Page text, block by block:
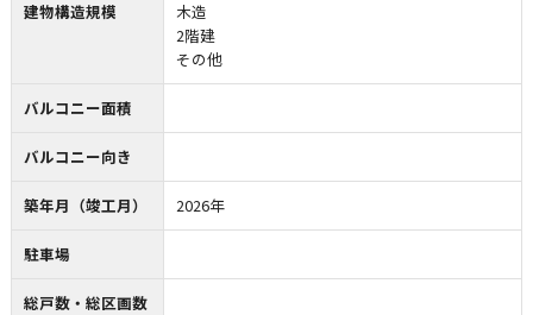
建物構造規模
木造
2階建
その他
バルコニー面積
バルコニー向き
築年月（竣工月） 2026年
駐車場
総戸数・総区画数